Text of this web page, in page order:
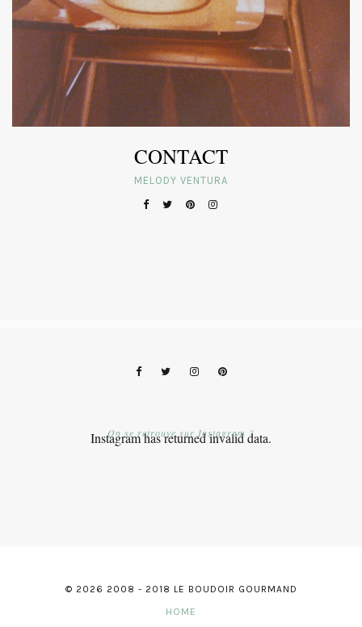
CONTACT
MELODY VENTURA
Instagram has returned invalid data.
On se retrouve sur Instagram ?
© 2026 2008 - 2018 LE BOUDOIR GOURMAND
HOME